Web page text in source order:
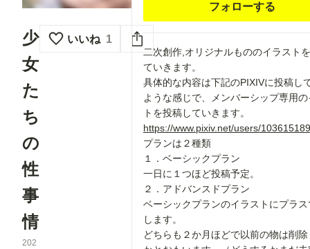
少
女
た
ち
の
性
事
情
202
いいね 1
フォローする
二次創作,オリジナルもののイラスト
ていきます。
具体的な内容は下記のPIXIVに投稿し
ような感じで、メンバーシップ専用
トを投稿していきます。
https://www.pixiv.net/users/103615189
プランは２種類
１．ベーシックプラン
一日に１つほど投稿予定。
２．アドバンスドプラン
ベーシックプランのイラストにプラ
します。
どちらも２か月ほどで以前の物は削